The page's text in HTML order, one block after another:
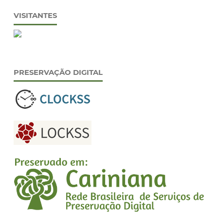
VISITANTES
PRESERVAÇÃO DIGITAL